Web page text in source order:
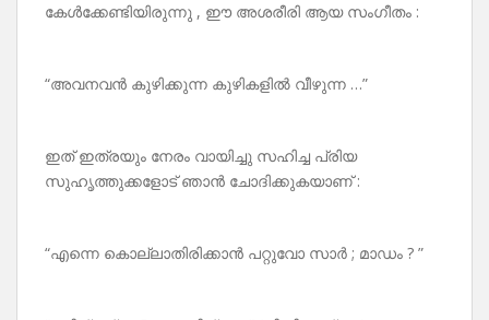
കേൾക്കേണ്ടിയിരുന്നു , ഈ അശരീരി ആയ സംഗീതം :
“അവനവൻ കുഴിക്കുന്ന കുഴികളിൽ വീഴുന്ന …”
ഇത് ഇത്രയും നേരം വായിച്ചു സഹിച്ച പ്രിയ
സുഹൃത്തുക്കളോട് ഞാൻ ചോദിക്കുകയാണ് :
“എന്നെ കൊല്ലാതിരിക്കാൻ പറ്റുവോ സാർ ; മാഡം ? ”